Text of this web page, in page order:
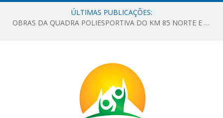
ÚLTIMAS PUBLICAÇÕES:
OBRAS DA QUADRA POLIESPORTIVA DO KM 85 NORTE E DA ESCOLA GASPAR VIANA AVANÇAM